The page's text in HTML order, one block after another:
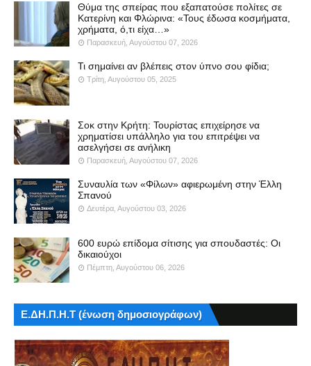
Θύμα της σπείρας που εξαπατούσε πολίτες σε
Κατερίνη και Φλώρινα: «Τους έδωσα κοσμήματα,
χρήματα, ό,τι είχα…»
Παρασκευή, Αυγούστου 07, 2026
Τι σημαίνει αν βλέπεις στον ύπνο σου φίδια;
Τρίτη, Αυγούστου 05, 2025
Σοκ στην Κρήτη: Τουρίστας επιχείρησε να
χρηματίσει υπάλληλο για του επιτρέψει να
ασελγήσει σε ανήλικη
Παρασκευή, Αυγούστου 07, 2026
Συναυλία των «Φίλων» αφιερωμένη στην Έλλη
Σπανού
Δευτέρα, Αυγούστου 03, 2026
600 ευρώ επίδομα σίτισης για σπουδαστές: Οι
δικαιούχοι
Πέμπτη, Αυγούστου 06, 2026
Ε.ΔΗ.Π.Η.Τ (ένωση δημοσιογράφων)